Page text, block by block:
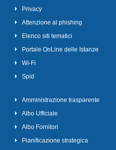
Privacy
Attenzione al phishing
Elenco siti tematici
Portale OnLine delle Istanze
Wi-Fi
Spid
Amministrazione trasparente
Albo Ufficiale
Albo Fornitori
Pianificazione strategica